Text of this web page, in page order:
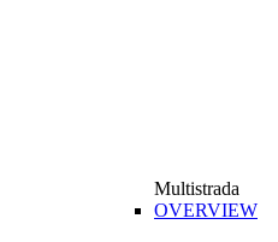
Multistrada
OVERVIEW